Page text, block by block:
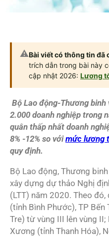
⚠️Bài viết có thông tin đã
trích dẫn trong bài này
cập nhật 2026: Lương
Bộ Lao động-Thương
2.000 doanh nghiệp trong
quân thấp nhất doanh
8% -12% so vớimức lương
quy định.
Bộ Lao động, Thương
xây dựng dự thảo Nghị
(LTT) năm 2020. Theo
(tỉnh Bình Phước), TP Bến
Tre) từ vùng III lên vùng II;
Xương (tỉnh Thanh Hóa),